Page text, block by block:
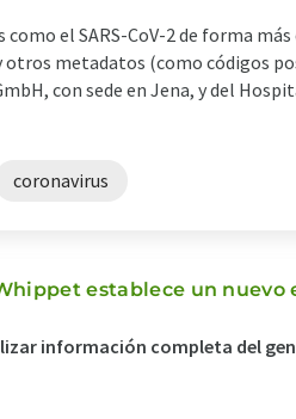
el SARS-CoV-2 de forma más
metadatos (como códigos
con sede en Jena, y del
coronavirus
establece un nuevo
información completa del